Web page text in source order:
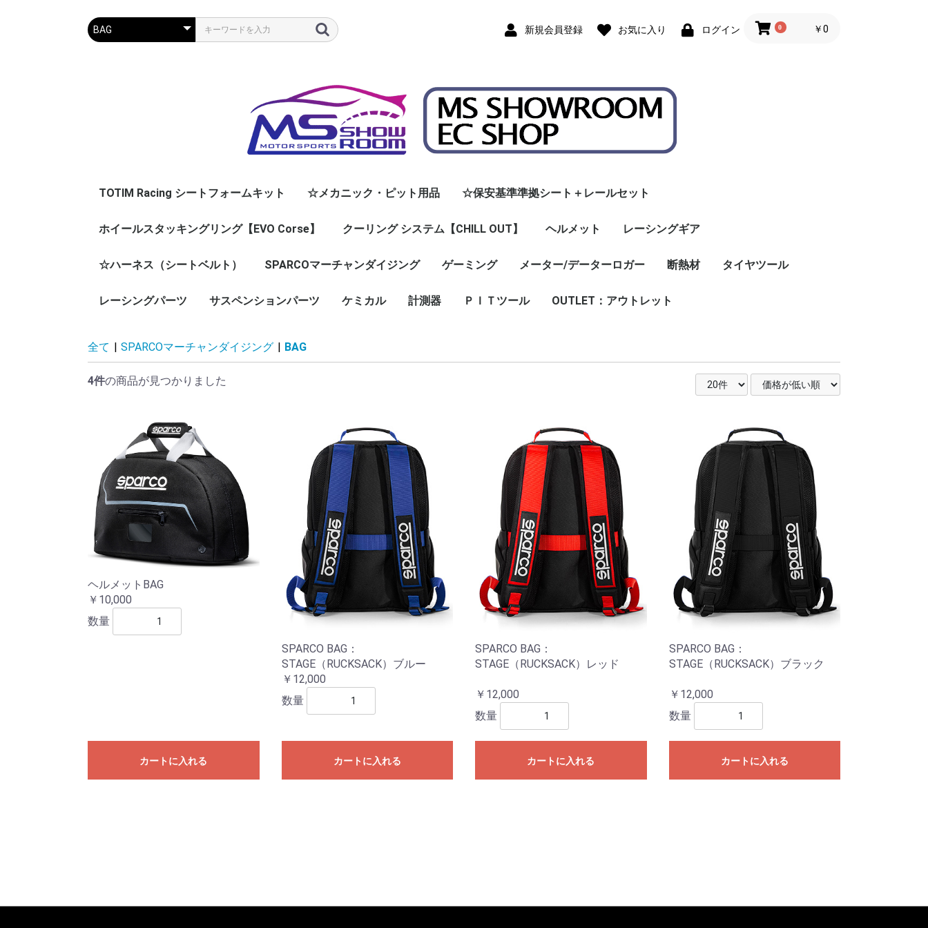
新規会員登録 お気に入り ログイン 0 ￥0
TOTIM Racing シートフォームキット ☆メカニック・ピット用品
セイフティシューズ
グローブ
スーツ
☆保安基準準拠シート＋レールセット
ホイールスタッキングリング【EVO Corse】 クーリング システム【CHILL OUT】 ヘルメット
4輪用ジェット
4輪用フルフェイス
F.H.Rデバイス
オプション
レーシングギア
シート
ステアリング
レーシングスーツ クーリング システム
レーシングシューズ
レーシンググローブ
アンダーウェア
TOW STRAP
☆ハーネス（シートベルト） SPARCOマーチャンダイジング
アパレル
スニーカー
BAG
キャップ
グッズ
ゲーミング メーター/データーロガー 断熱材
Thermo Tec（サーモ
タイヤツール
レーシングパーツ
指定部品
サスペンションパーツ ケミカル 計測器 ＰＩＴツール OUTLET：アウトレット
全て | SPARCOマーチャンダイジング | BAG
4件の商品が見つかりました
ヘルメットBAG
￥10,000
数量
カートに入れる
SPARCO BAG：
STAGE（RUCKSACK）ブルー
￥12,000
数量
カートに入れる
SPARCO BAG：
STAGE（RUCKSACK）レッド
￥12,000
数量
カートに入れる
SPARCO BAG：
STAGE（RUCKSACK）ブラック
￥12,000
数量
カートに入れる